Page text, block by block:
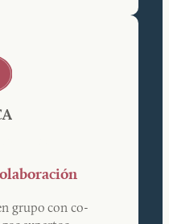
grupo con co-